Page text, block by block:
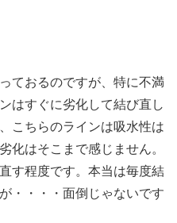
ておるのですが、特に不満
はすぐに劣化して結び直し
こちらのラインは吸水性は
化はそこまで感じません。
す程度です。本当は毎度結
・・・・面倒じゃないです